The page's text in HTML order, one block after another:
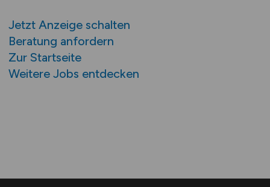
Jetzt Anzeige schalten
Beratung anfordern
Zur Startseite
Weitere Jobs entdecken